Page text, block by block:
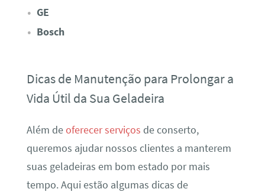
GE
Bosch
Dicas de Manutenção para Prolongar a
Vida Útil da Sua Geladeira
Além deoferecer serviços de conserto,
queremos ajudar nossos clientes a manterem
suas geladeiras em bom estado por mais
tempo. Aqui estão algumas dicas de